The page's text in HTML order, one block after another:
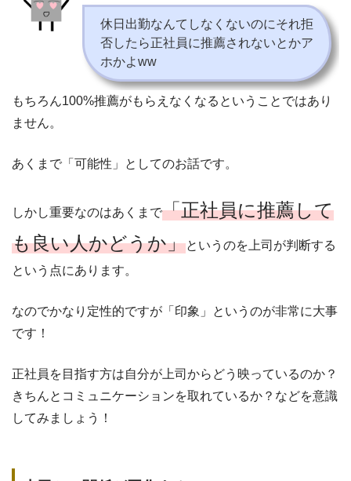
休日出勤なんてしなくないのにそれ拒
否したら正社員に推薦されないとかア
ホかよww
もちろん100%推薦がもらえなくなるということではあり
ません。
あくまで「可能性」としてのお話です。
しかし重要なのはあくまで「正社員に推薦して
も良い人かどうか」というのを上司が判断する
という点にあります。
なのでかなり定性的ですが「印象」というのが非常に大事
です！
正社員を目指す方は自分が上司からどう映っているのか？
きちんとコミュニケーションを取れているか？などを意識
してみましょう！